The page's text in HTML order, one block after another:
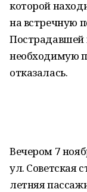
которой
на встречную
Пострадавшей
необходимую
отказалась.
Вечером 7
ул. Советская
летняя